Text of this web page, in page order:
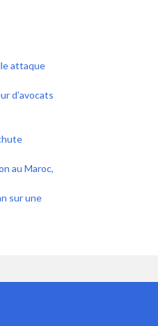
attaque
d’avocats
au Maroc,
sur une